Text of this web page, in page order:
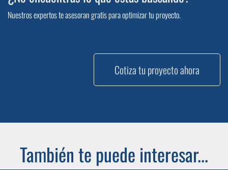
Nuestros expertos te asesoran gratis para optimizar tu proyecto.
Cotiza tu proyecto ahora
También te puede interesar...